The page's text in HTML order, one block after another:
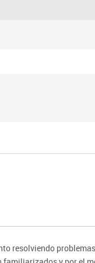
resolviendo